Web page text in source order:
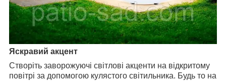
Яскравий акцент
Створіть заворожуючі світлові акценти на відкритому
повітрі за допомогою кулястого світильника. Будь то на